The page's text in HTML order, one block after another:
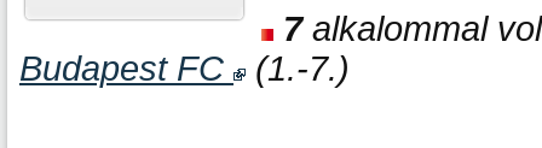
7alkalommal
Budapest FC
(1.-7.)